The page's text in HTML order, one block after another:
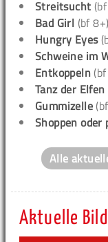
Streitsucht
Bad Girl (bf 8+)
Hungry Eyes
Schweine im
Entkoppeln
Tanz der Elfen
Gummizelle
Shoppen oder
Alle
Aktuelle